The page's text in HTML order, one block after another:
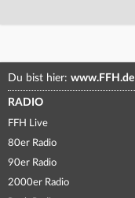
Du bist hier: www.FFH.de
RADIO
FFH Live
80er Radio
90er Radio
2000er Radio